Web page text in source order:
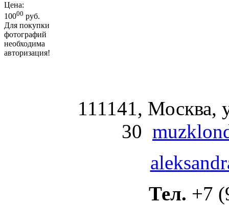
Цена:
10000 руб.
Для покупки
фотографий
необходима
авторизация!
111141, Москва,
30
Тел. +7